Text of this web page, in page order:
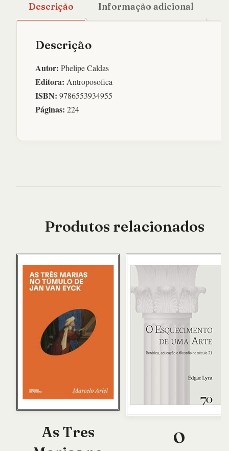
Descrição Informação adicional
Descrição
Autor: Phelipe Caldas
Editora: Antroposofica
ISBN: 9786553934955
Páginas: 224
Produtos relacionados
As Tres
O